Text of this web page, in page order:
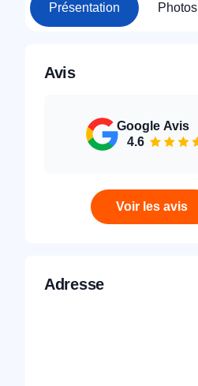
Présentation Photos
Avis
Google Avis
4.6
Voir les avis
Adresse